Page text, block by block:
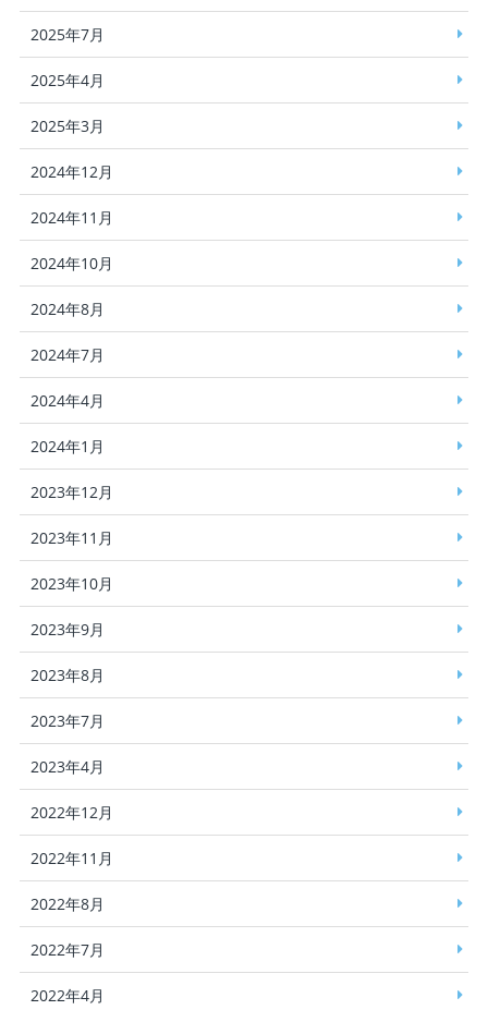
2025年7月
2025年4月
2025年3月
2024年12月
2024年11月
2024年10月
2024年8月
2024年7月
2024年4月
2024年1月
2023年12月
2023年11月
2023年10月
2023年9月
2023年8月
2023年7月
2023年4月
2022年12月
2022年11月
2022年8月
2022年7月
2022年4月